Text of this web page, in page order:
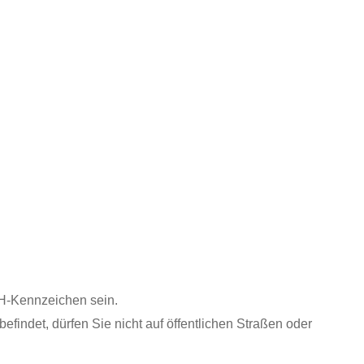
Kennzeichen sein.
ndet, dürfen Sie nicht auf öffentlichen Straßen oder